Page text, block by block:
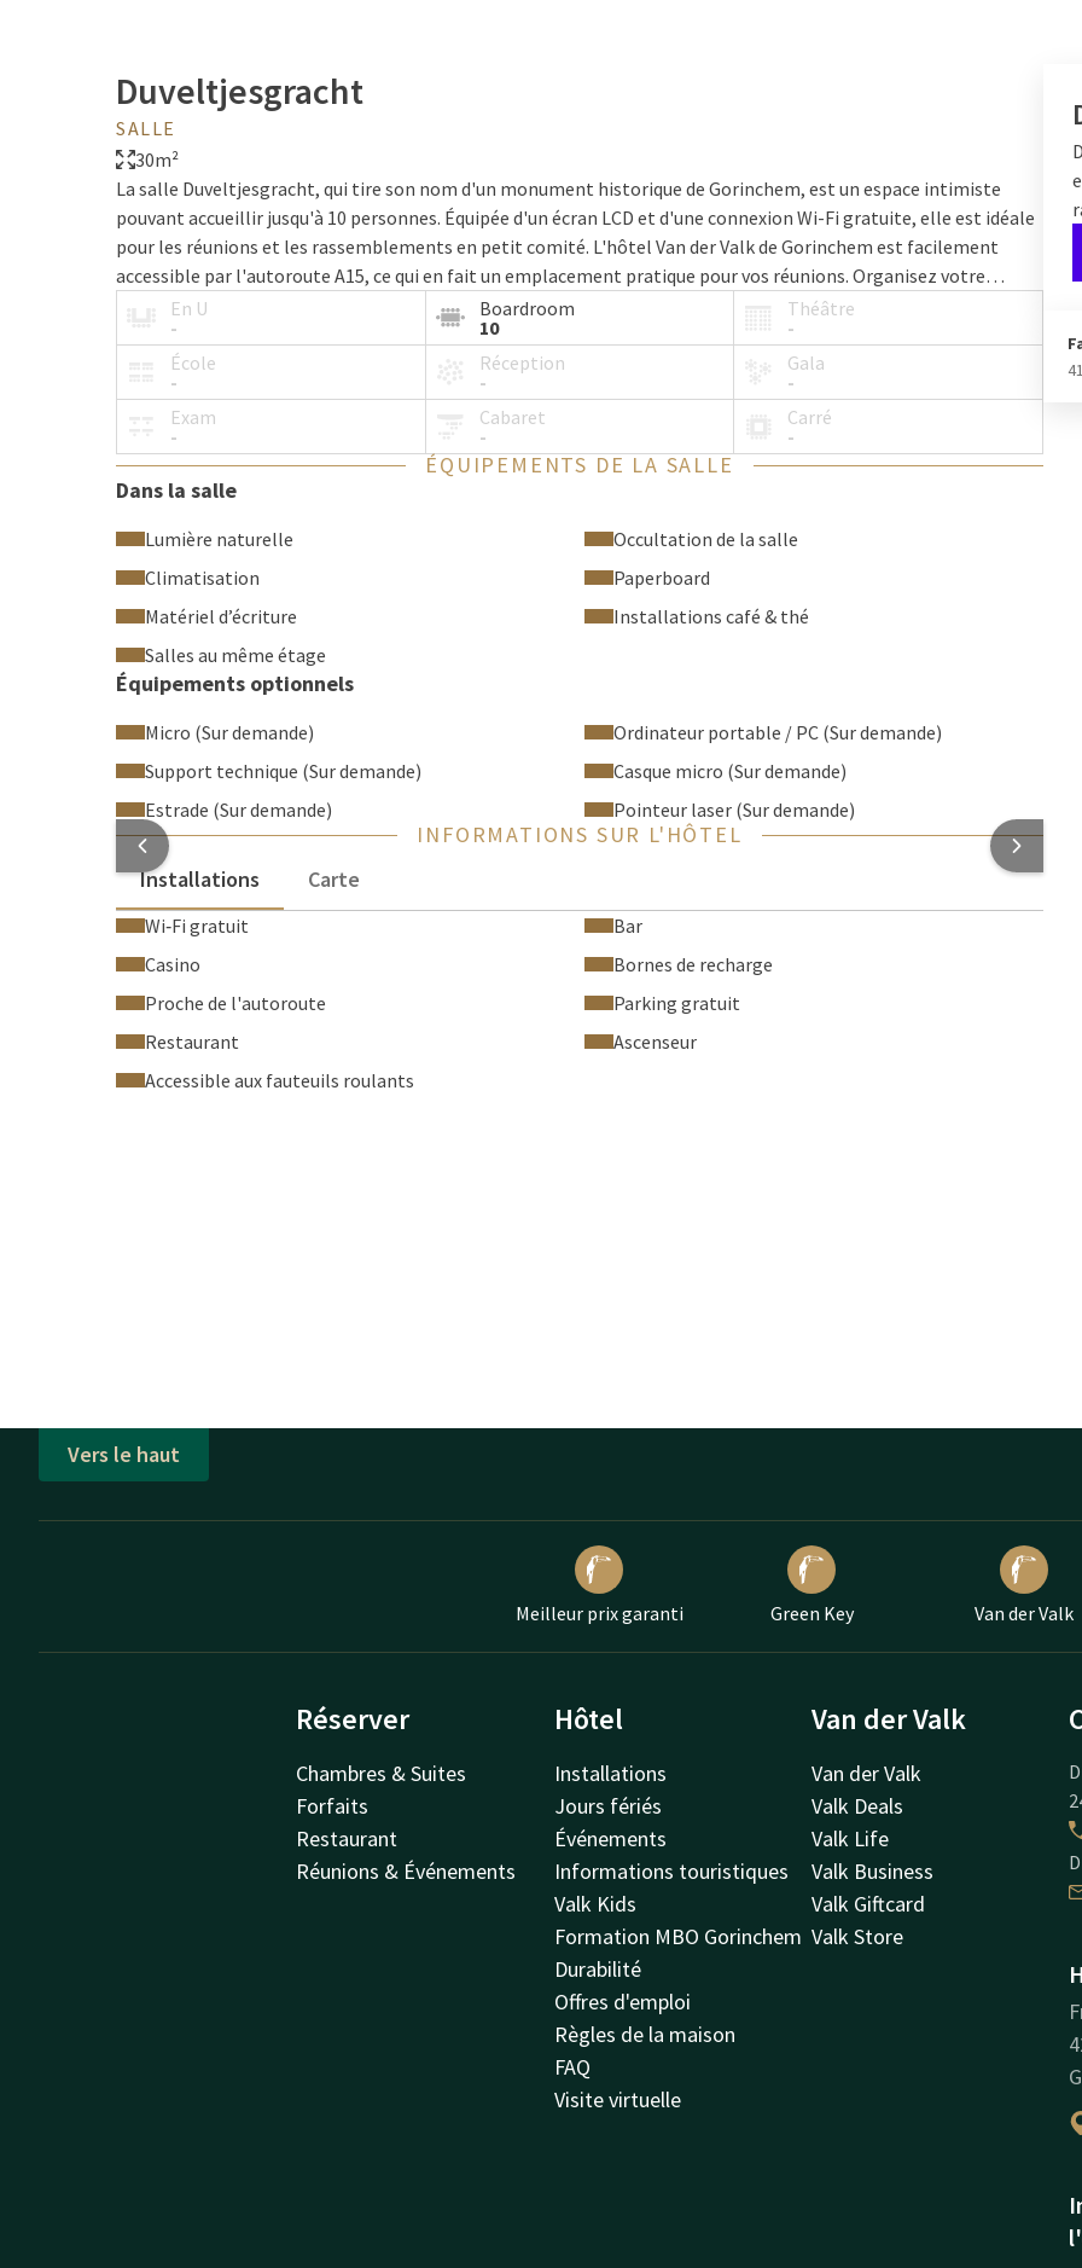
Duveltjesgracht
SALLE
30m²
La salle Duveltjesgracht, qui tire son nom d'un monument historique de Gorinchem, est un espace intimiste
pouvant accueillir jusqu'à 10 personnes. Équipée d'un écran LCD et d'une connexion Wi-Fi gratuite, elle est idéale
pour les réunions et les rassemblements en petit comité. L'hôtel Van der Valk de Gorinchem est facilement
accessible par l'autoroute A15, ce qui en fait un emplacement pratique pour vos réunions. Organisez votre
réunion dans la salle Duveltjesgracht et profitez d'une réunion productive !
En U
-
Boardroom
10
Théâtre
-
École
-
Réception
-
Gala
-
Exam
-
Cabaret
-
Carré
-
ÉQUIPEMENTS DE LA SALLE
Dans la salle
Lumière naturelle
Occultation de la salle
Climatisation
Paperboard
Matériel d’écriture
Installations café & thé
Salles au même étage
Équipements optionnels
Micro (Sur demande)
Ordinateur portable / PC (Sur demande)
Support technique (Sur demande)
Casque micro (Sur demande)
Estrade (Sur demande)
Pointeur laser (Sur demande)
INFORMATIONS SUR L'HÔTEL
Installations
Carte
Wi‑Fi gratuit
Bar
Casino
Bornes de recharge
Proche de l'autoroute
Parking gratuit
Restaurant
Ascenseur
Accessible aux fauteuils roulants
Vers le haut
Meilleur prix garanti Green Key Van der Valk
Réserver
Chambres & Suites
Forfaits
Restaurant
Réunions & Événements
Hôtel
Installations
Jours fériés
Événements
Informations touristiques
Valk Kids
Formation MBO Gorinchem
Durabilité
Offres d'emploi
Règles de la maison
FAQ
Visite virtuelle
Van der Valk
Van der Valk
Valk Deals
Valk Life
Valk Business
Valk Giftcard
Valk Store